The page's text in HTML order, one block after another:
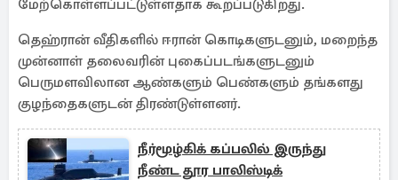
மேற்கொள்ளப்பட்டுள்ளதாக கூறப்படுகிறது.
தெஹ்ரான் வீதிகளில் ஈரான் கொடிகளுடனும், மறைந்த
முன்னாள் தலைவரின் புகைப்படங்களுடனும்
பெருமளவிலான ஆண்களும் பெண்களும் தங்களது
குழந்தைகளுடன் திரண்டுள்ளனர்.
நீர்மூழ்கிக் கப்பலில் இருந்து
நீண்ட தூர பாலிஸ்டிக்